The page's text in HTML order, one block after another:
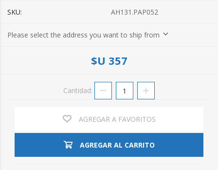
SKU: AH131.PAP052
Please select the address you want to ship from
$U 357
Cantidad:
AGREGAR A FAVORITOS
AGREGAR AL CARRITO